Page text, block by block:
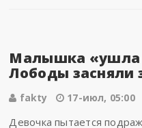
Малышка «ушла
Лободы засняли
fakty 17-июл, 05:00
Девочка пытается